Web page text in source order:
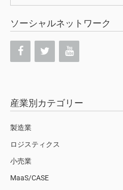
ソーシャルネットワーク
産業別カテゴリー
製造業
ロジスティクス
小売業
MaaS/CASE